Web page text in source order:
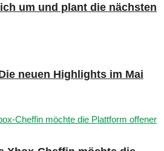
um und plant die nächsten
neuen Highlights im Mai